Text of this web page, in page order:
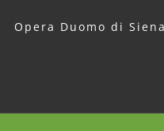
Opera Duomo di Siena